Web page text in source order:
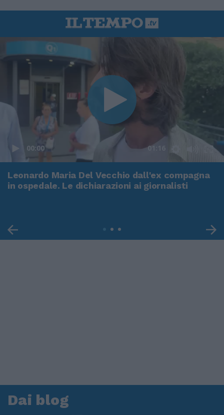
00:00 01:16
Leonardo Maria Del Vecchio dall'ex compagna
in ospedale. Le dichiarazioni ai giornalisti
Dai blog